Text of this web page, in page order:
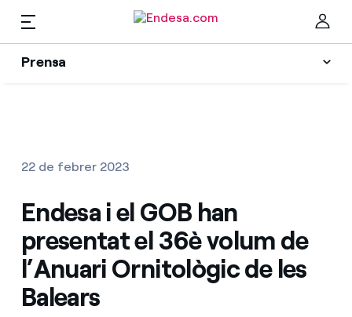
Prensa
Premsa
Troba la tarifa que més et convé
Compara les nostres tarifes d’empresa i estalvia
Recursos
Col·leccions
Contactes premsa
CA
22 de febrer 2023
Endesa i el GOB han
presentat el 36è volum de
l’Anuari Ornitològic de les
Balears